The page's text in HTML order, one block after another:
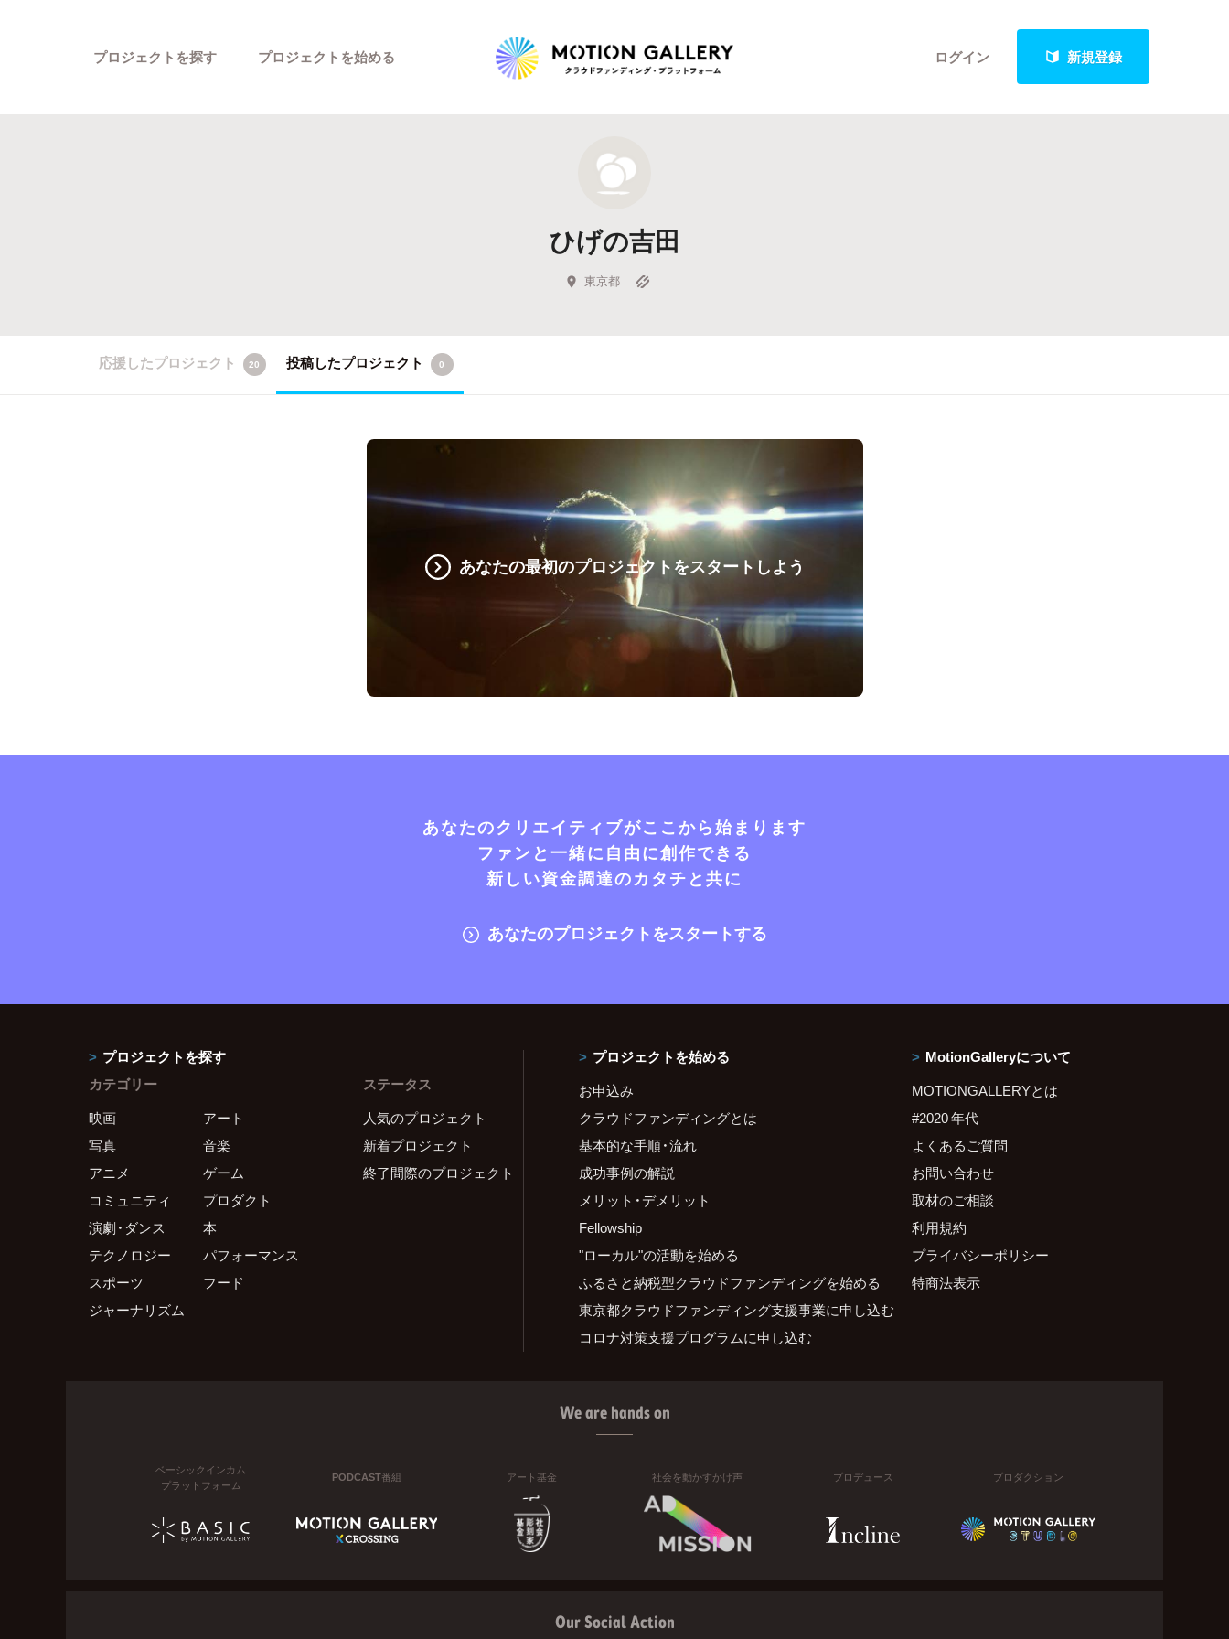
ログイン 新規登録
プロジェクトを探す
新着プロジェクト
Feature
キュレーターから探す
プロジェクトを始める
ひげの吉田
東京都
応援したプロジェクト 20 投稿したプロジェクト 0
あなたの最初のプロジェクトをスタートしよう
あなたのクリエイティブがここから始まります
ファンと一緒に自由に創作できる
新しい資金調達のカタチと共に
あなたのプロジェクトをスタートする
プロジェクトを探す
カテゴリー
映画
アート
写真
音楽
アニメ
ゲーム
コミュニティ
プロダクト
演劇・ダンス
本
テクノロジー
パフォーマンス
スポーツ
フード
ジャーナリズム
ステータス
人気のプロジェクト
新着プロジェクト
終了間際のプロジェクト
プロジェクトを始める
お申込み
クラウドファンディングとは
基本的な手順・流れ
成功事例の解説
メリット・デメリット
Fellowship
"ローカル"の活動を始める
ふるさと納税型クラウドファンディングを始める
東京都クラウドファンディング支援事業に申し込む
コロナ対策支援プログラムに申し込む
MotionGalleryについて
MOTIONGALLERYとは
#2020 年代
よくあるご質問
お問い合わせ
取材のご相談
利用規約
プライバシーポリシー
特商法表示
We are hands on
ベーシックインカム
プラットフォーム
PODCAST番組 アート基金 社会を動かすかけ声 プロデュース プロダクション
Our Social Action